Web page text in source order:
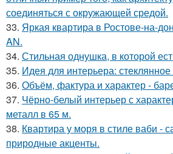
соединяться с окружающей средой.
33. Яркая квартира в Ростове-на-
AN.
34. Стильная однушка, в которой
35. Идея для интерьера:
36. Объём, фактура и характер -
37. Чёрно-белый интерьер с
металл в 65 м.
38. Квартира у моря в стиле ваби -
природные акценты.